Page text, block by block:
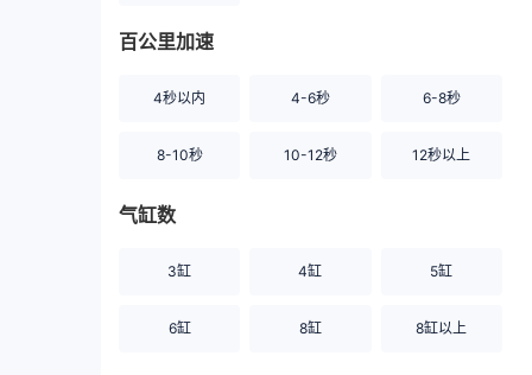
百公里加速
4秒以内 4-6秒 6-8秒
8-10秒 10-12秒 12秒以上
气缸数
3缸 4缸 5缸
6缸 8缸 8缸以上